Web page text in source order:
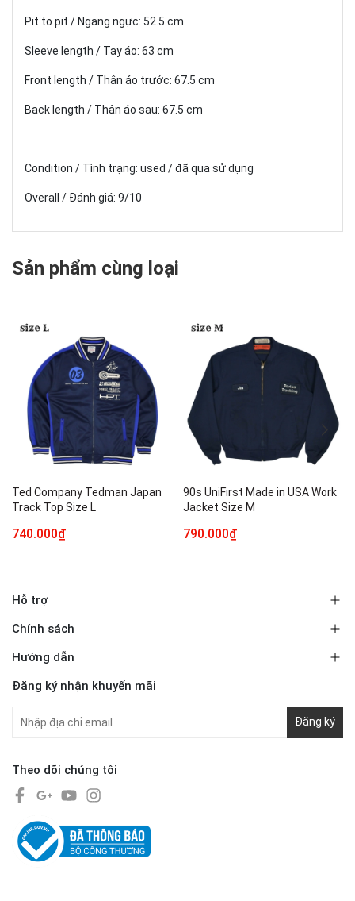
Pit to pit / Ngang ngực: 52.5 cm
Sleeve length / Tay áo: 63 cm
Front length / Thân áo trước: 67.5 cm
Back length / Thân áo sau: 67.5 cm
Condition / Tình trạng: used / đã qua sử dụng
Overall / Đánh giá: 9/10
Sản phẩm cùng loại
Ted Company Tedman Japan
Track Top Size L
740.000₫
90s UniFirst Made in USA Work
Jacket Size M
790.000₫
Hỗ trợ
Chính sách
Hướng dẫn
Đăng ký nhận khuyến mãi
Đăng ký
Theo dõi chúng tôi